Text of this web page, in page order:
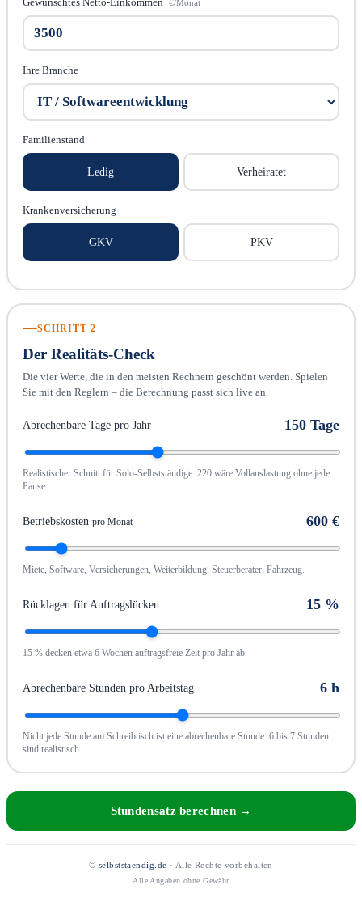
€/Monat
Ihre Branche
Familienstand
Ledig Verheiratet
Krankenversicherung
GKV PKV
SCHRITT 2
Der Realitäts-Check
Die vier Werte, die in den meisten Rechnern geschönt werden. Spielen
Sie mit den Reglern – die Berechnung passt sich live an.
Abrechenbare Tage pro Jahr 150 Tage
Realistischer Schnitt für Solo-Selbstständige. 220 wäre Vollauslastung ohne jede
Pause.
Betriebskosten pro Monat 600 €
Miete, Software, Versicherungen, Weiterbildung, Steuerberater, Fahrzeug.
Rücklagen für Auftragslücken 15 %
15 % decken etwa 6 Wochen auftragsfreie Zeit pro Jahr ab.
Abrechenbare Stunden pro Arbeitstag 6 h
Nicht jede Stunde am Schreibtisch ist eine abrechenbare Stunde. 6 bis 7 Stunden
sind realistisch.
Stundensatz berechnen →
© selbststaendig.de · Alle Rechte vorbehalten
Alle Angaben ohne Gewähr